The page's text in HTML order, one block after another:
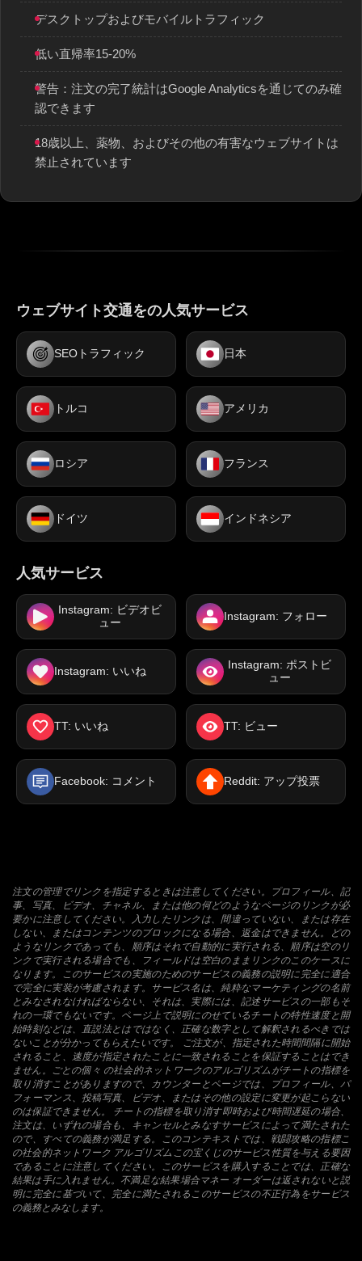
デスクトップおよびモバイルトラフィック
低い直帰率15-20%
警告：注文の完了統計はGoogle Analyticsを通じてのみ確
認できます
18歳以上、薬物、およびその他の有害なウェブサイトは
禁止されています
ウェブサイト交通をの人気サービス
SEOトラフィック 日本
トルコ アメリカ
ロシア フランス
ドイツ インドネシア
人気サービス
Instagram: ビデオビ
ュー
Instagram: フォロー
Instagram: いいね
Instagram: ポストビ
ュー
TT: いいね TT: ビュー
Facebook: コメント Reddit: アップ投票
注文の管理でリンクを指定するときは注意してください。プロフィール、記
事、写真、ビデオ、チャネル、または他の何どのようなページのリンクが必
要かに注意してください。入力したリンクは、間違っていない、または存在
しない、またはコンテンツのブロックになる場合、返金はできません。どの
ようなリンクであっても、順序はそれで自動的に実行される、順序は空のリ
ンクで実行される場合でも、フィールドは空白のままリンクのこのケースに
なります。このサービスの実施のためのサービスの義務の説明に完全に適合
で完全に実装が考慮されます。サービス名は、純粋なマーケティングの名前
とみなされなければならない、それは、実際には、記述サービスの一部もそ
れの一環でもないです。ページ上で説明にのせているチートの特性速度と開
始時刻などは、直説法とはではなく、正確な数字として解釈されるべきでは
ないことが分かってもらえたいです。 ご注文が、指定された時間間隔に開始
されること、速度が指定されたことに一致されることを保証することはでき
ません。ごとの個々 の社会的ネットワークのアルゴリズムがチートの指標を
取り消すことがありますので、カウンターとページでは、プロフィール、パ
フォーマンス、投稿写真、ビデオ、またはその他の設定に変更が起こらない
のは保証できません。 チートの指標を取り消す即時および時間遅延の場合、
注文は、いずれの場合も、キャンセルとみなすサービスによって満たされた
ので、すべての義務が満足する。このコンテキストでは、戦闘攻略の指標こ
の社会的ネットワーク アルゴリズムこの宝くじのサービス性質を与える要因
であることに注意してください。このサービスを購入することでは、正確な
結果は手に入れません。不満足な結果場合マネー オーダーは返されないと説
明に完全に基づいて、完全に満たされるこのサービスの不正行為をサービス
の義務とみなします。